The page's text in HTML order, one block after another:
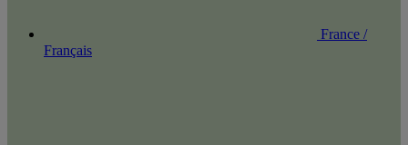
France /
Français